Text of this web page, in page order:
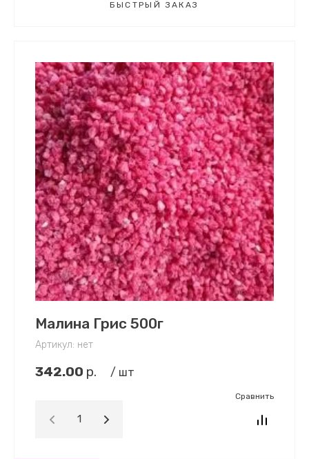
БЫСТРЫЙ ЗАКАЗ
Малина Грис 500г
Артикул: нет
342.00 р. / шт
Сравнить